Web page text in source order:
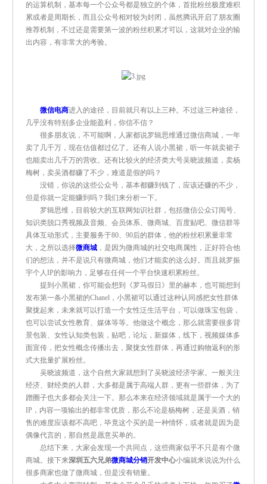
的运算机制，基本每一个公众号都是独立的个体，首批粉丝极度难积
累或者是周期长，而且公众号相对较为封闭，虽然腾讯开启了朋友圈
推荐机制，不过还是需要第一波的粉丝积累才可以，这就对企业的输
出内容，有非常大的考验。
微信电商进入的途径，目前就只有以上三种。不过这三种途径，
几乎没有特别多企业能盈利，你信不信？
很多朋友说，不可能啊，人家都说罗辑思维通过微信商城，一年
卖了几千万，现在估值都过亿了。还有人说小黑裙，听一年就卖裙子
也能卖出几千万的营收。还有比较火的经济类大号吴晓波频道，卖杨
梅树，卖吴酒都赚了不少，难道是假的吗？
没错，你说的这些公众号，基本都赚到钱了，应该还赚的不少，
但是你就一定能赚到吗？我们来分析一下。
罗辑思维，目前较大的互联网知识社群，包括微信公众订阅号、
知识类脱口秀视频及音频、会员体系、微商城、百度贴吧、微信群等
具体互动形式，主要服务于80、90后的群体，他的粉丝积累量非常
大，之所以选择微商城，是因为微商城的社交电商属性，正好符合他
们的想法，并不是说只有微商城，他们才能卖的这么好。而且就罗振
宇个人IP的影响力，足够在任何一个平台快速积累粉丝。
提到小黑裙，你可能会想到《罗马假日》里的赫本，也可能想到
发布第一条小黑裙的Chanel，小黑裙可以通过这种认同感把女性群体
聚拢起来，未来就可以打造一个女性泛生活平台，可以做珠宝包袋，
也可以尝试女性教育、媒体等等。他做这个概念，那么就需要很多背
景包装、女性认知类包装，贴吧，论坛，新媒体，线下，视频媒体多
面宣传，把女性概念传播出去，聚拢女性群体，再通过购物返利的形
式大批量扩展粉丝。
吴晓波频道，这个自然大家就想到了吴晓波经济学家。一般关注
经济、财经类的人群，大多都是属于高端人群，更有一些群体，为了
蹭圈子也大多都会关注一下。那么本来在经济领域就是属于一个大的
IP，内容一项输出的都非常优质，那么不论是杨梅树，还是吴酒，销
售的难度应该都不高吧，毕竟这个买的是一种情怀，或者就是因为是
偶像代言的，那自然是愿意买单的。
总结下来，大家会发现一个共同点，这些商家似乎不只是有个微
商城。接下来深圳五六兄弟微商城分销开发中心小编就来说说为什么
很多商家也做了微商城，但是没有销量。